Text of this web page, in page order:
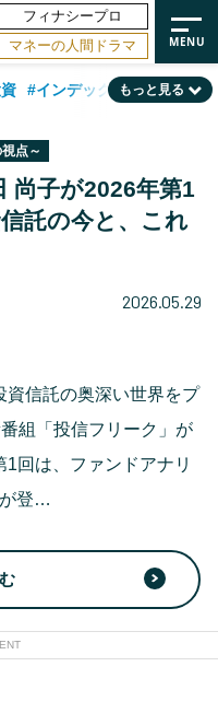
フィナシープロ
マネーの人間ドラマ
#インデックスファンド
金 #40代
#老後 #金融用語解説
もっと見る
点～
尚子が2026年第1
託の今と、これ
2026.05.29
資信託の奥深い世界をプ
組「投信フリーク」が
回は、ファンドアナリ
が登…